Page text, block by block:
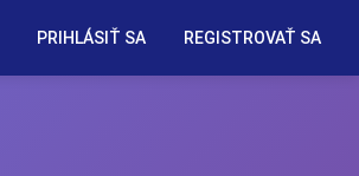
PRIHLÁSIŤ SA REGISTROVAŤ SA